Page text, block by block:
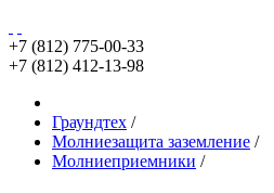
+7 (812) 775-00-33
+7 (812) 412-13-98
Граундтех /
Молниезащита заземление /
Молниеприемники /